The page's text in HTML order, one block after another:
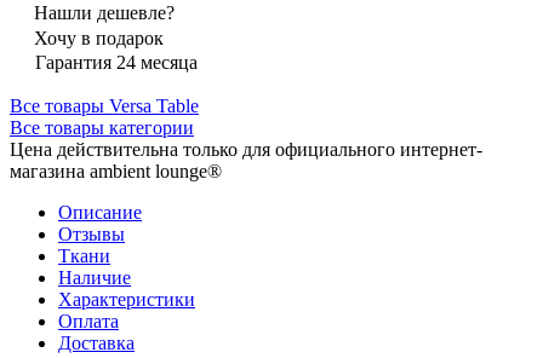
Нашли дешевле?
Хочу в подарок
Гарантия 24 месяца
Все товары Versa Table
Все товары категории
Цена действительна только для официального интернет-
магазина ambient lounge®
Описание
Отзывы
Ткани
Наличие
Характеристики
Оплата
Доставка